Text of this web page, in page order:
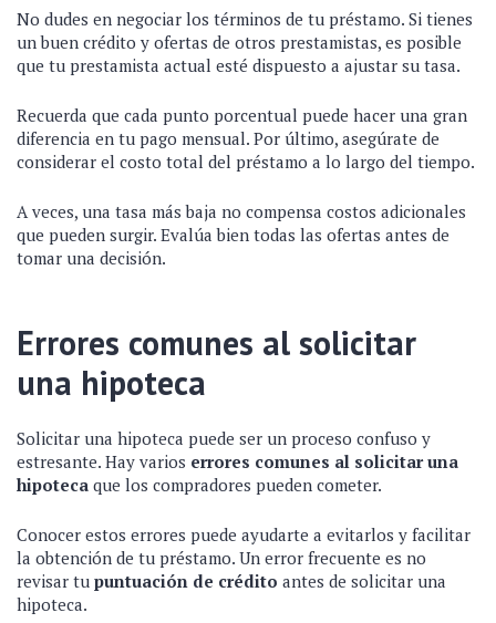
No dudes en negociar los términos de tu préstamo. Si tienes
un buen crédito y ofertas de otros prestamistas, es posible
que tu prestamista actual esté dispuesto a ajustar su tasa.
Recuerda que cada punto porcentual puede hacer una gran
diferencia en tu pago mensual. Por último, asegúrate de
considerar el costo total del préstamo a lo largo del tiempo.
A veces, una tasa más baja no compensa costos adicionales
que pueden surgir. Evalúa bien todas las ofertas antes de
tomar una decisión.
Errores comunes al solicitar
una hipoteca
Solicitar una hipoteca puede ser un proceso confuso y
estresante. Hay varios errores comunes al solicitar una
hipoteca que los compradores pueden cometer.
Conocer estos errores puede ayudarte a evitarlos y facilitar
la obtención de tu préstamo. Un error frecuente es no
revisar tu puntuación de crédito antes de solicitar una
hipoteca.